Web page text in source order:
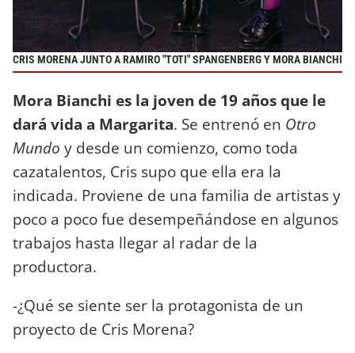
CRIS MORENA JUNTO A RAMIRO "TOTI" SPANGENBERG Y MORA BIANCHI
Mora Bianchi es la joven de 19 años que le
dará vida a Margarita. Se entrenó en Otro
Mundo y desde un comienzo, como toda
cazatalentos, Cris supo que ella era la
indicada. Proviene de una familia de artistas y
poco a poco fue desempeñándose en algunos
trabajos hasta llegar al radar de la
productora.
-¿Qué se siente ser la protagonista de un
proyecto de Cris Morena?